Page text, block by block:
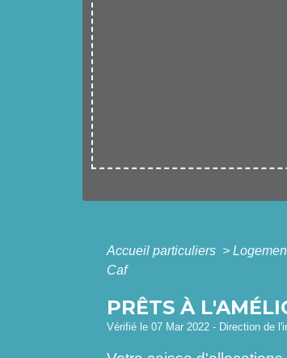
Accueil particuliers >
Caf
PRÊTS À
Vérifié le 07 Mar 2022 - Direction de